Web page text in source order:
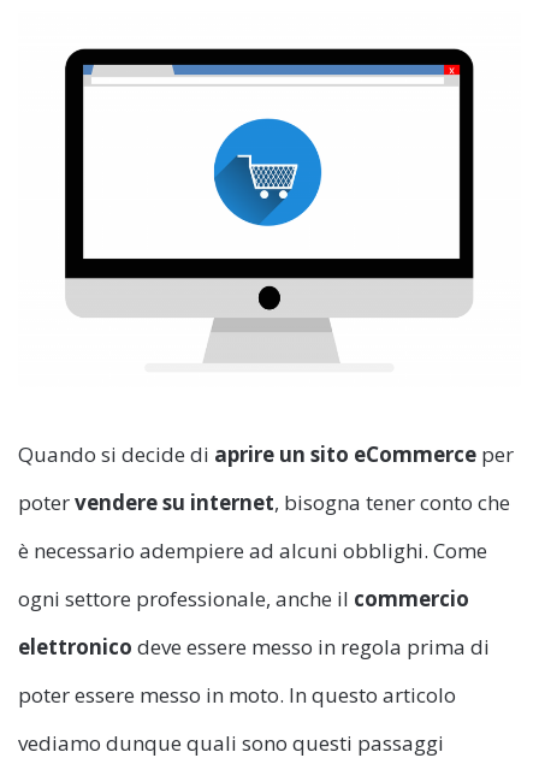
Quando si decide di aprire un sito eCommerce per
potervendere su internet, bisogna tener conto che
è necessario adempiere ad alcuni obblighi. Come
ogni settore professionale, anche il commercio
elettronico deve essere messo in regola prima di
poter essere messo in moto. In questo articolo
vediamo dunque quali sono questi passaggi